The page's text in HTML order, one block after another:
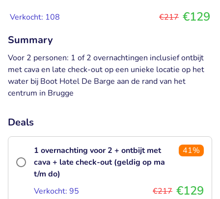
Verkocht: 108 €217 €129
Summary
Voor 2 personen: 1 of 2 overnachtingen inclusief ontbijt
met cava en late check-out op een unieke locatie op het
water bij Boot Hotel De Barge aan de rand van het
centrum in Brugge
Deals
1 overnachting voor 2 + ontbijt met
cava + late check-out (geldig op ma
t/m do)
41%
Verkocht: 95 €217 €129